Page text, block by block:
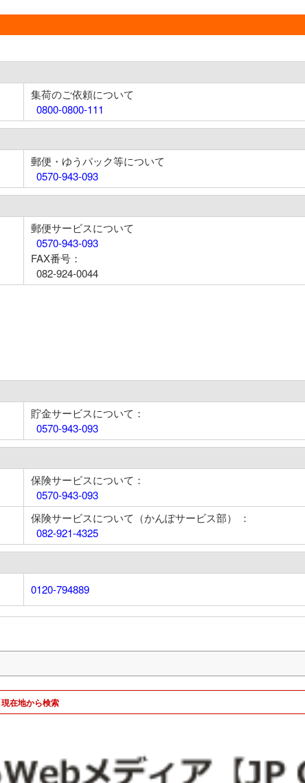
集荷のご依頼について
0800-0800-111
郵便・ゆうパック等について
0570-943-093
郵便サービスについて
0570-943-093
FAX番号：
082-924-0044
貯金サービスについて：
0570-943-093
保険サービスについて：
0570-943-093
保険サービスについて（かんぽサービス部） ：
082-921-4325
0120-794889
現在地から検索